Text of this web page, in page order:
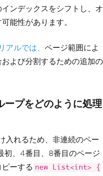
ンデックスをシフトし、オ
能性があります。
アルでは、 ページ範囲によ
よび分割するための追加の
ープをどのように処理
入れるため、非連続のペー
初、4番目、8番目のページ
ーする new List<int> {